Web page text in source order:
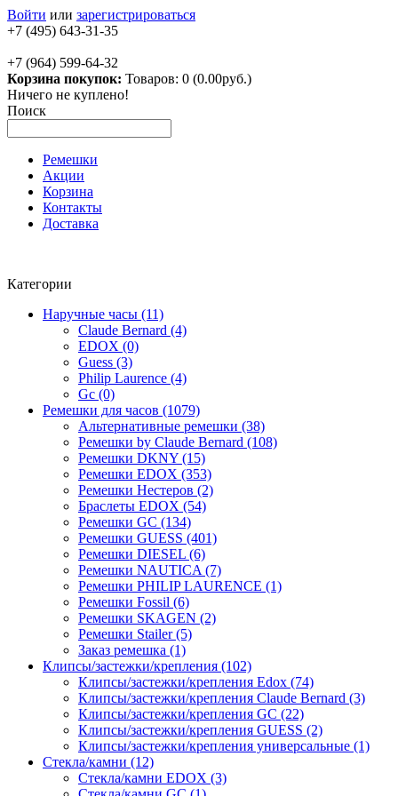
Войти или зарегистрироваться
+7 (495) 643-31-35
+7 (964) 599-64-32
Корзина покупок: Товаров: 0 (0.00руб.)
Ничего не куплено!
Поиск
Ремешки
Акции
Корзина
Контакты
Доставка
Категории
Наручные часы (11)
Claude Bernard (4)
EDOX (0)
Guess (3)
Philip Laurence (4)
Gc (0)
Ремешки для часов (1079)
Альтернативные ремешки (38)
Ремешки by Claude Bernard (108)
Ремешки DKNY (15)
Ремешки EDOX (353)
Ремешки Нестеров (2)
Браслеты EDOX (54)
Ремешки GC (134)
Ремешки GUESS (401)
Ремешки DIESEL (6)
Ремешки NAUTICA (7)
Ремешки PHILIP LAURENCE (1)
Ремешки Fossil (6)
Ремешки SKAGEN (2)
Ремешки Stailer (5)
Заказ ремешка (1)
Клипсы/застежки/крепления (102)
Клипсы/застежки/крепления Edox (74)
Клипсы/застежки/крепления Claude Bernard (3)
Клипсы/застежки/крепления GC (22)
Клипсы/застежки/крепления GUESS (2)
Клипсы/застежки/крепления универсальные (1)
Стекла/камни (12)
Стекла/камни EDOX (3)